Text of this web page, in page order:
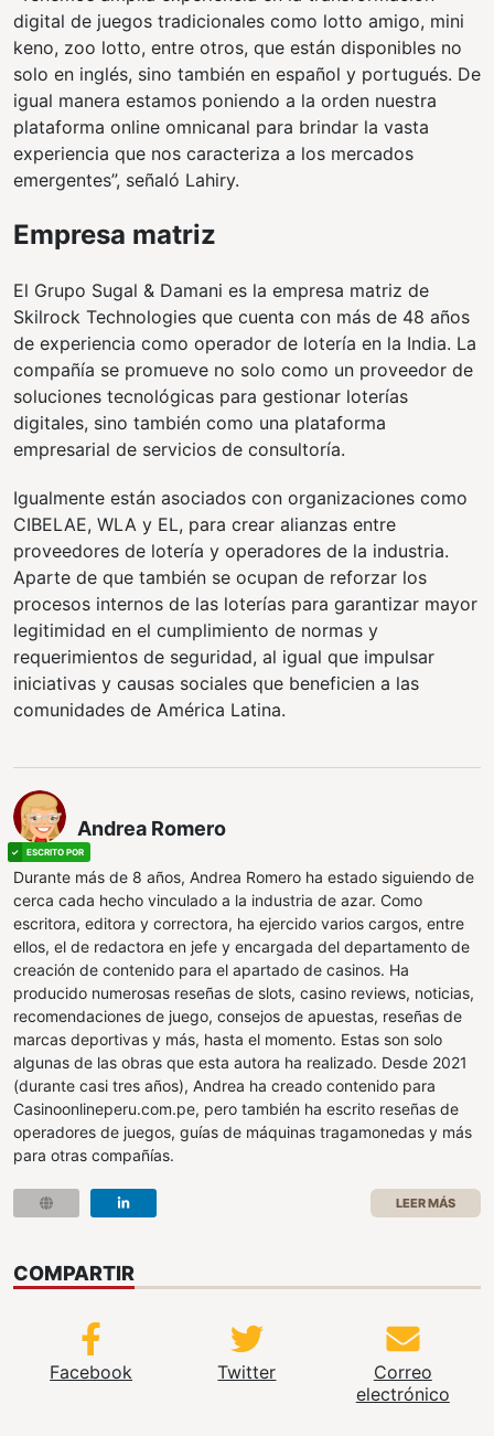
digital de juegos tradicionales como lotto amigo, mini
keno, zoo lotto, entre otros, que están disponibles no
solo en inglés, sino también en español y portugués. De
igual manera estamos poniendo a la orden nuestra
plataforma online omnicanal para brindar la vasta
experiencia que nos caracteriza a los mercados
emergentes”, señaló Lahiry.
Empresa matriz
El Grupo Sugal & Damani es la empresa matriz de
Skilrock Technologies que cuenta con más de 48 años
de experiencia como operador de lotería en la India. La
compañía se promueve no solo como un proveedor de
soluciones tecnológicas para gestionar loterías
digitales, sino también como una plataforma
empresarial de servicios de consultoría.
Igualmente están asociados con organizaciones como
CIBELAE, WLA y EL, para crear alianzas entre
proveedores de lotería y operadores de la industria.
Aparte de que también se ocupan de reforzar los
procesos internos de las loterías para garantizar mayor
legitimidad en el cumplimiento de normas y
requerimientos de seguridad, al igual que impulsar
iniciativas y causas sociales que beneficien a las
comunidades de América Latina.
Andrea Romero
Durante más de 8 años, Andrea Romero ha estado siguiendo de
cerca cada hecho vinculado a la industria de azar. Como
escritora, editora y correctora, ha ejercido varios cargos, entre
ellos, el de redactora en jefe y encargada del departamento de
creación de contenido para el apartado de casinos. Ha
producido numerosas reseñas de slots, casino reviews, noticias,
recomendaciones de juego, consejos de apuestas, reseñas de
marcas deportivas y más, hasta el momento. Estas son solo
algunas de las obras que esta autora ha realizado. Desde 2021
(durante casi tres años), Andrea ha creado contenido para
Casinoonlineperu.com.pe, pero también ha escrito reseñas de
operadores de juegos, guías de máquinas tragamonedas y más
para otras compañías.
LEER MÁS
COMPARTIR
Facebook Twitter
Correo
electrónico